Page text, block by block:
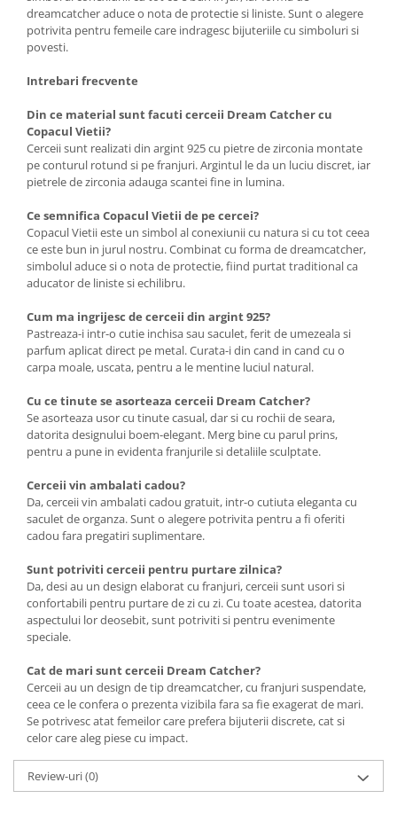
dreamcatcher aduce o nota de protectie si liniste. Sunt o alegere
potrivita pentru femeile care indragesc bijuteriile cu simboluri si
povesti.
Intrebari frecvente
Din ce material sunt facuti cerceii Dream Catcher cu
Copacul Vietii?
Cerceii sunt realizati din argint 925 cu pietre de zirconia montate
pe conturul rotund si pe franjuri. Argintul le da un luciu discret, iar
pietrele de zirconia adauga scantei fine in lumina.
Ce semnifica Copacul Vietii de pe cercei?
Copacul Vietii este un simbol al conexiunii cu natura si cu tot ceea
ce este bun in jurul nostru. Combinat cu forma de dreamcatcher,
simbolul aduce si o nota de protectie, fiind purtat traditional ca
aducator de liniste si echilibru.
Cum ma ingrijesc de cerceii din argint 925?
Pastreaza-i intr-o cutie inchisa sau saculet, ferit de umezeala si
parfum aplicat direct pe metal. Curata-i din cand in cand cu o
carpa moale, uscata, pentru a le mentine luciul natural.
Cu ce tinute se asorteaza cerceii Dream Catcher?
Se asorteaza usor cu tinute casual, dar si cu rochii de seara,
datorita designului boem-elegant. Merg bine cu parul prins,
pentru a pune in evidenta franjurile si detaliile sculptate.
Cerceii vin ambalati cadou?
Da, cerceii vin ambalati cadou gratuit, intr-o cutiuta eleganta cu
saculet de organza. Sunt o alegere potrivita pentru a fi oferiti
cadou fara pregatiri suplimentare.
Sunt potriviti cerceii pentru purtare zilnica?
Da, desi au un design elaborat cu franjuri, cerceii sunt usori si
confortabili pentru purtare de zi cu zi. Cu toate acestea, datorita
aspectului lor deosebit, sunt potriviti si pentru evenimente
speciale.
Cat de mari sunt cerceii Dream Catcher?
Cerceii au un design de tip dreamcatcher, cu franjuri suspendate,
ceea ce le confera o prezenta vizibila fara sa fie exagerat de mari.
Se potrivesc atat femeilor care prefera bijuterii discrete, cat si
celor care aleg piese cu impact.
Review-uri(0)